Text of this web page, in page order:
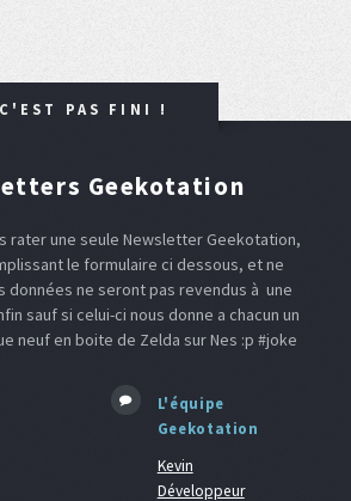
C'EST PAS FINI !
Geekotation
rater une seule Newsletter Geekotation,
le formulaire ci dessous, et ne
données ne seront pas revendus à une
sauf si celui-ci nous donne a chacun un
neuf en boite de Zelda sur Nes :p #joke
L'équipe
Geekotation
Kevin
Développeur